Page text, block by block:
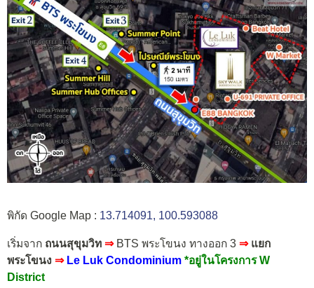
พิกัด Google Map : 13.714091, 100.593088
เริ่มจาก ถนนสุขุมวิท ⇒BTS พระโขนง ทางออก 3 ⇒แยก
พระโขนง ⇒ Le Luk Condominium *อยู่ในโครงการ W
District